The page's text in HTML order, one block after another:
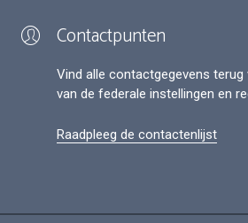
Contactpunten
Vind alle contactgegevens
van de federale instellingen en
Raadpleeg de contactenlijst